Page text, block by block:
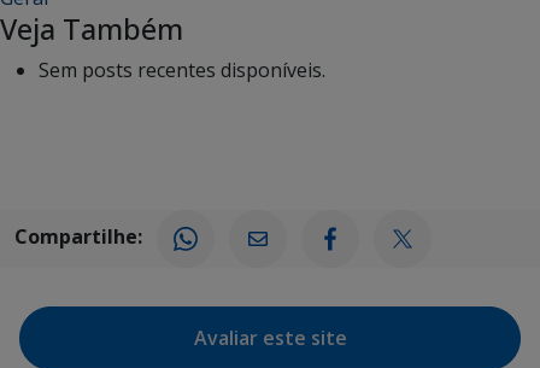
Veja Também
Sem posts recentes disponíveis.
Compartilhe:
Avaliar este site